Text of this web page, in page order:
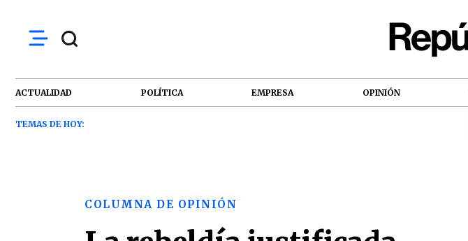
ACTUALIDAD POLÍTICA EMPRESA OPINIÓN
TEMAS DE HOY:
COLUMNA DE OPINIÓN